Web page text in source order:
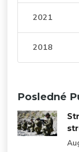
2021
2018
Posledné